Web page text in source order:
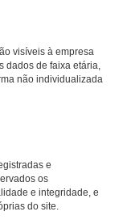
visíveis à empresa
dados de faixa etária,
não individualizada
e
os
e integridade, e
do site.